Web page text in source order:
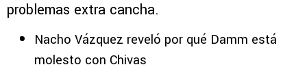
problemas extra cancha.
Nacho Vázquez reveló por qué Damm está
molesto con Chivas